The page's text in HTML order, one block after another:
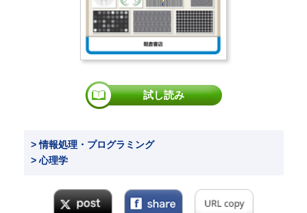
試し読み
> 情報処理・プログラミング
> 心理学